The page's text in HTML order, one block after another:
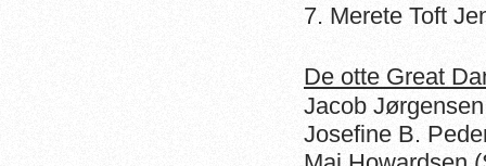
7. Merete Toft
De otte Great
Jacob
Josefine B.